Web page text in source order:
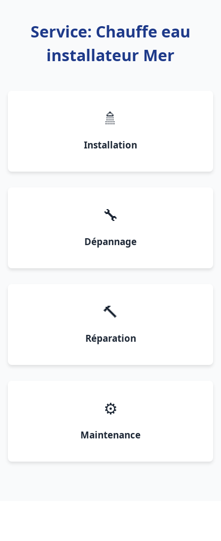
Service: Chauffe eau
installateur Mer
🚿
Installation
🔧
Dépannage
🔨
Réparation
⚙️
Maintenance